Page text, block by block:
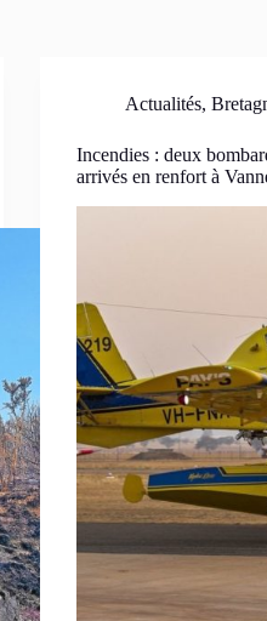
Actualités,
Incendies : deux
arrivés en renfort à